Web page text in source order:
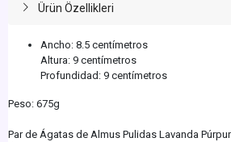
Ürün Özellikleri
Ancho: 8.5 centímetros
Altura: 9 centímetros
Profundidad: 9 centímetros
Peso: 675g
Par de Ágatas de Almus Pulidas Lavanda